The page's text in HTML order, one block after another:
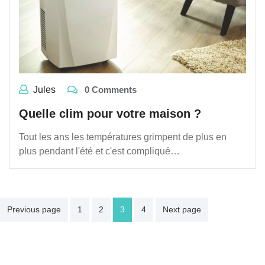
Jules 0 Comments
Quelle clim pour votre maison ?
Tout les ans les températures grimpent de plus en
plus pendant l'été et c'est compliqué…
Navigation
Previous page 1 2 3 4 Next page